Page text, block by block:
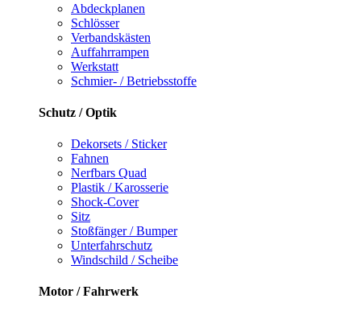
Abdeckplanen
Schlösser
Verbandskästen
Auffahrrampen
Werkstatt
Schmier- / Betriebsstoffe
Schutz / Optik
Dekorsets / Sticker
Fahnen
Nerfbars Quad
Plastik / Karosserie
Shock-Cover
Sitz
Stoßfänger / Bumper
Unterfahrschutz
Windschild / Scheibe
Motor / Fahrwerk